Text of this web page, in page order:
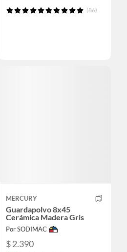
(86)
MERCURY
Guardapolvo 8x45
Cerámica Madera Gris
Por SODIMAC
$ 2.390